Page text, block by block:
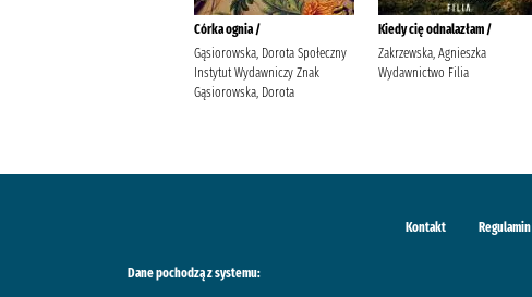
Córka ognia /
Gąsiorowska, Dorota Społeczny
Instytut Wydawniczy Znak
Gąsiorowska, Dorota
Kiedy cię odnalazłam /
Zakrzewska, Agnieszka
Wydawnictwo Filia
Kontakt Regulamin
Dane pochodzą z systemu: